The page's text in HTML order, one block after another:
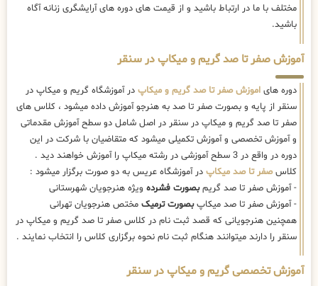
مختلف با ما در ارتباط باشید و از قیمت های دوره های آرایشگری زنانه آگاه
باشید.
آموزش صفر تا صد گریم و میکاپ در سنقر
دوره های اموزش صفر تا صد گریم و میکاپ در آموزشگاه گریم و میکاپ در
سنقر از پایه و بصورت صفر تا صد به هنرجو آموزش داده میشود ، کلاس های
صفر تا صد گریم و میکاپ در سنقر در اصل شامل دو سطح آموزش مقدماتی
و آموزش تخصصی و آموزش تکمیلی میشود که متقاضیان با شرکت در این
دوره در واقع در 3 سطح آموزشی در رشته میکاپ را آموزش خواهند دید .
کلاسصفر تا صد میکاپ در آموزشگاه عریس به دو صورت برگزار میشود :
- آموزش صفر تا صد گریمبصورت فشرده ویژه هنرجویان شهرستانی
- آموزش صفر تا صد میکاپبصورت ترمیک مختص هنرجویان تهرانی
همچنین هنرجویانی که قصد ثبت نام در کلاس صفر تا صد گریم و میکاپ در
سنقر را دارند میتوانند هنگام ثبت نام نحوه برگزاری کلاس را انتخاب نمایند .
آموزش تخصصی گریم و میکاپ در سنقر